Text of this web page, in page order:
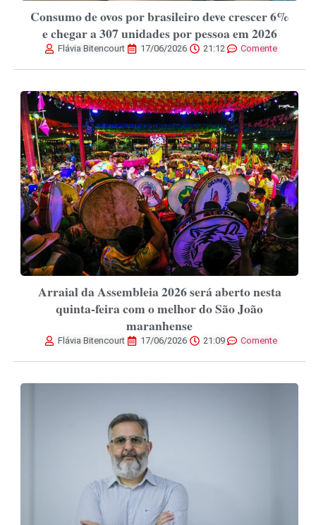
Consumo de ovos por brasileiro deve crescer 6%
e chegar a 307 unidades por pessoa em 2026
Flávia Bitencourt 17/06/2026 21:12 Comente
Arraial da Assembleia 2026 será aberto nesta
quinta-feira com o melhor do São João
maranhense
Flávia Bitencourt 17/06/2026 21:09 Comente